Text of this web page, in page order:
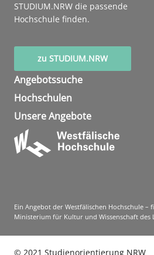
STUDIUM.NRW die passende
Hochschule finden.
zu STUDIUM.NRW
Angebotssuche
Hochschulen
Unsere Angebote
Ein Angebot der Westfälischen Hochschule –
Ministerium für Kultur und Wissenschaft des
© 2021 Studienorientierung NRW